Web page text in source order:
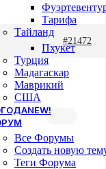
Тарифа
Тайланд
Пхукет
Турция
Мадагаскар
Маврикий
США
NEW!
Все Форумы
Создать новую
Теги Форума
#21472